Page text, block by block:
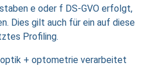
e oder f DS-GVO erfolgt,
Dies gilt auch für ein auf diese
Profiling.
+ optometrie verarbeitet